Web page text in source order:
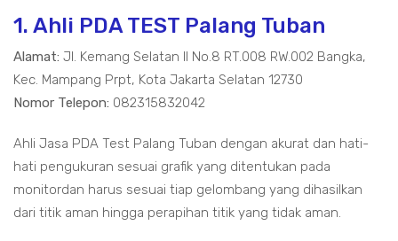
1. Ahli PDA TEST Palang Tuban
Alamat: Jl. Kemang Selatan II No.8 RT.008 RW.002 Bangka,
Kec. Mampang Prpt, Kota Jakarta Selatan 12730
Nomor Telepon: 082315832042
Ahli Jasa PDA Test Palang Tuban dengan akurat dan hati-
hati pengukuran sesuai grafik yang ditentukan pada
monitordan harus sesuai tiap gelombang yang dihasilkan
dari titik aman hingga perapihan titik yang tidak aman.